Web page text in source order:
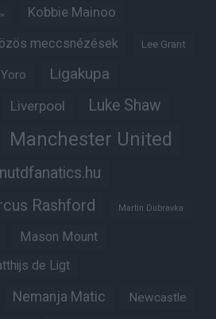
Kobbie Mainoo
meccsnézések Lee Grant
Ligakupa
Liverpool Luke Shaw
Manchester United
Rashford Martin Dubravka
Mason Mount
de Ligt
Nemanja Matic Newcastle